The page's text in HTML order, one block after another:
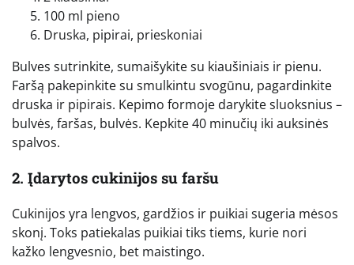
100 ml pieno
Druska, pipirai, prieskoniai
Bulves sutrinkite, sumaišykite su kiaušiniais ir pienu.
Faršą pakepinkite su smulkintu svogūnu, pagardinkite
druska ir pipirais. Kepimo formoje darykite sluoksnius –
bulvės, faršas, bulvės. Kepkite 40 minučių iki auksinės
spalvos.
2. Įdarytos cukinijos su faršu
Cukinijos yra lengvos, gardžios ir puikiai sugeria mėsos
skonį. Toks patiekalas puikiai tiks tiems, kurie nori
kažko lengvesnio, bet maistingo.